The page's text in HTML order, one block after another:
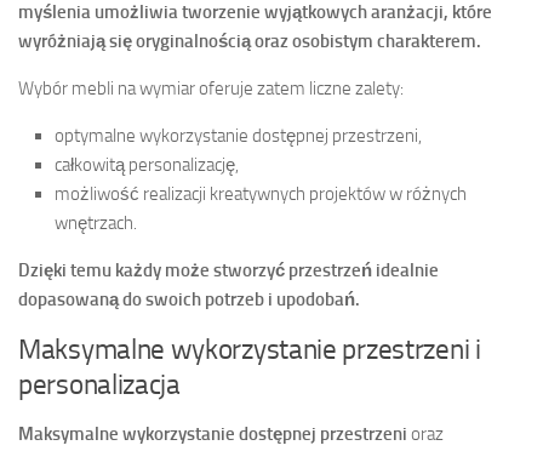
myślenia umożliwia tworzenie wyjątkowych aranżacji, które
wyróżniają się oryginalnością oraz osobistym charakterem.
Wybór mebli na wymiar oferuje zatem liczne zalety:
optymalne wykorzystanie dostępnej przestrzeni,
całkowitą personalizację,
możliwość realizacji kreatywnych projektów w różnych
wnętrzach.
Dzięki temu każdy może stworzyć przestrzeń idealnie
dopasowaną do swoich potrzeb i upodobań.
Maksymalne wykorzystanie przestrzeni i
personalizacja
Maksymalne wykorzystanie dostępnej przestrzeni oraz